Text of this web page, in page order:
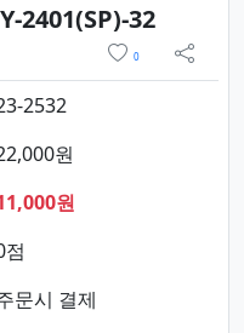
2401(SP)-32요약정
0
sns 공
2532
원
원
점
문시 결제